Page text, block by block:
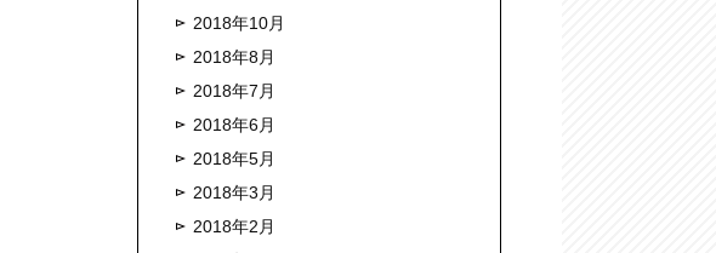
2018年10月
2018年8月
2018年7月
2018年6月
2018年5月
2018年3月
2018年2月